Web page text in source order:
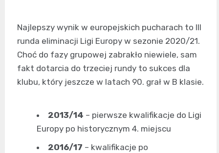
Najlepszy wynik w europejskich pucharach to III
runda eliminacji Ligi Europy w sezonie 2020/21.
Choć do fazy grupowej zabrakło niewiele, sam
fakt dotarcia do trzeciej rundy to sukces dla
klubu, który jeszcze w latach 90. grał w B klasie.
2013/14 – pierwsze kwalifikacje do Ligi
Europy po historycznym 4. miejscu
2016/17 – kwalifikacje po